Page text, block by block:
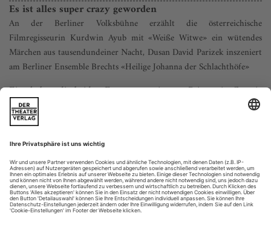
Es ist alles super crazy geworden
An der Berliner Volksbühne erzählt die österreichische
Filmregisseurin Kurdwin Ayub mit «Weiße Witwe» ein wütendes
Märchen aus tausendundeiner Nacht, Dusan David Parizek inszeniert
am Berliner Ensemble Brechts «Heilige Johanna der Schlachthöfe»
Eins haben die beiden Frauen gemeinsam: Prinzessin Cezaria
und Heilsarmistin Johanna Dark werden in ihrem Kampf
gegen Gewalt und Rechtlosigkeit missbraucht und bezahlen
Mordlust ihrer Mutter rebelliert, bemerkt zu spät, dass sie
damit weißen Männern wieder zur Macht verhilft, die sie
zum Dank enthaupten. Und...
Nur nichts nachlassen